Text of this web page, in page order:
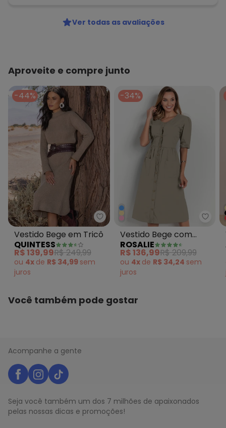
Ver todas as avaliações
Aproveite e compre junto
-44%
Quintess - Vestido Bege em
Vestido Bege em Tricô
QUINTESS
R$ 139,99R$ 249,99
ou 4x de R$ 34,99 sem
juros
-34%
Vestido Bege com
Bolsos
ROSALIE
R$ 136,99R$ 209,99
ou 4x de R$ 34,24 sem
juros
Você também pode gostar
Acompanhe a gente
Seja você também um dos 7 milhões de apaixonados
pelas nossas dicas e promoções!